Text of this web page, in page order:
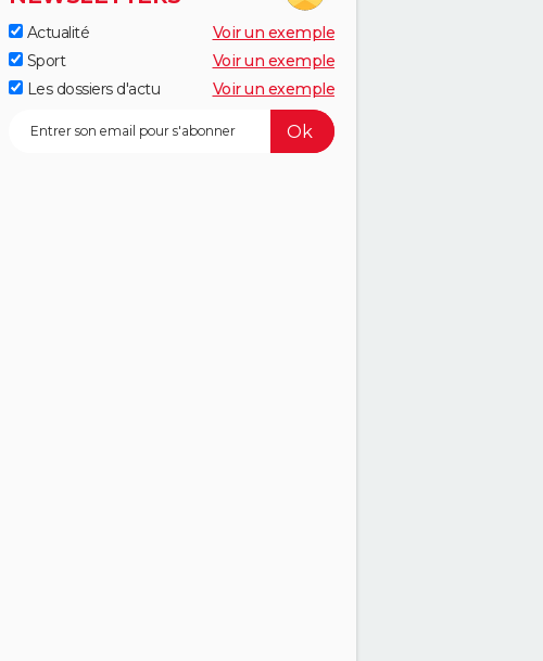
Actualité
Voir un exemple
Sport
Voir un exemple
Les dossiers d'actu
Voir un exemple